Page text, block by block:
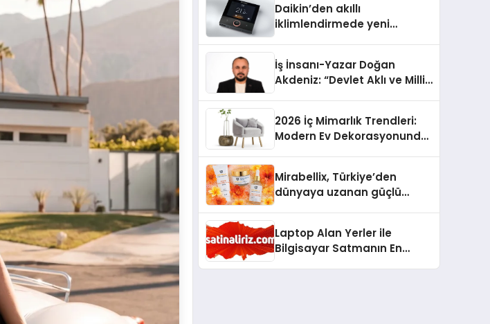
Daikin’den akıllı
iklimlendirmede yeni
İş İnsanı-Yazar Doğan
Akdeniz: “Devlet Aklı ve Milli
2026 İç Mimarlık Trendleri:
Modern Ev Dekorasyonunda
Mirabellix, Türkiye’den
dünyaya uzanan güçlü
Laptop Alan Yerler ile
Bilgisayar Satmanın En